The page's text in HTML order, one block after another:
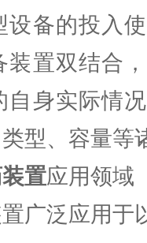
设备的投入
装置双结合
自身实际情
型、容量等
置应用领域
广泛应用于